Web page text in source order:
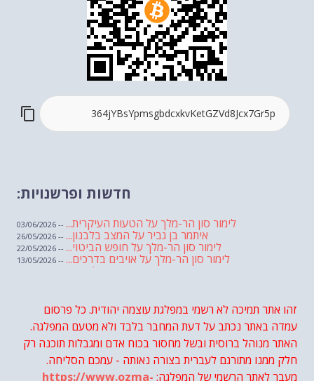
חדשות ופרשנויות:
לימור סון הר-מלך על הטעות העיקרית... -- 03/06/2026
איתמר בן גביר על המצב בלבנון... -- 26/05/2026
לימור סון הר-מלך על חופש הביטוי... -- 22/05/2026
לימור סון הר-מלך על אויבים בדרכים... -- 13/05/2026
שבועת אמונים לדעאש
לימור סון הר-מלך על חוק...-- 19/04/2026
מיכאל בן ארי על פרשת הת...
מיכאל בן ארי על פרשת הת... -- 10/04/2026
השר בן גביר במקום נפילת הטיל.... -- 06/04/2026
חוק עונש מוות למחבלים...-- 29/03/2026
מיכאל בן ארי על פרשת השבוע ת... -- 27/03/2026
זהו אתר תמיכה לא רשמי במפלגת עוצמה יהודית. כל פרסום
עמדה באתר נכתב על דעת המחבר בלבד ולא מטעם המפלגה.
האתר מנוהל ברוסית ובשל מחסור בכוח אדם ומגבלות תוכנה רק
חלק ממנו מתורגם לעברית בצורה נאותה - עמכם הסליחה.
מעבר לאתר הרשמי של המפלגה: https://www.ozma-